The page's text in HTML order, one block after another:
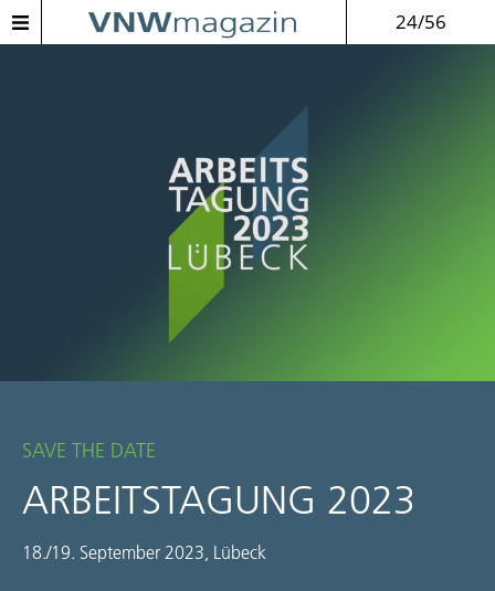
24/56
SAVE THE DATE
ARBEITSTAGUNG 2023
18./19. September 2023, Lübeck